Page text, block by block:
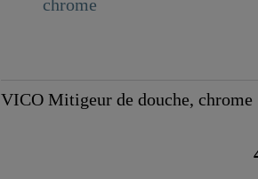
VICO Mitigeur de douche, chrome